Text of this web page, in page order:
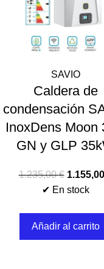
SAVIO
Caldera de
condensación
InoxDens Moon
GN y GLP
1.235,00€ 1.155,00
✔ En stock
Añadir al carrito